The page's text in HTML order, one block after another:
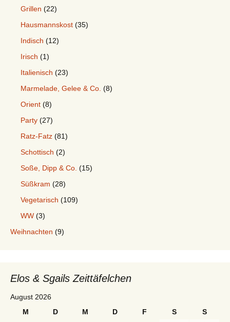
Grillen (22)
Hausmannskost (35)
Indisch (12)
Irisch (1)
Italienisch (23)
Marmelade, Gelee & Co. (8)
Orient (8)
Party (27)
Ratz-Fatz (81)
Schottisch (2)
Soße, Dipp & Co. (15)
Süßkram (28)
Vegetarisch (109)
WW (3)
Weihnachten (9)
Elos & Sgails Zeittäfelchen
August 2026
M
D M D F S
S